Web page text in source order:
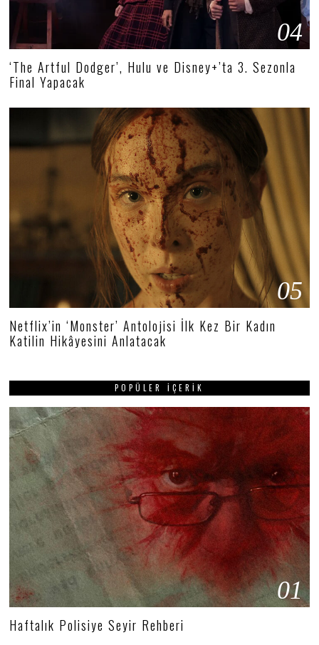
04
‘The Artful Dodger’, Hulu ve Disney+’ta 3. Sezonla
Final Yapacak
05
Netflix’in ‘Monster’ Antolojisi İlk Kez Bir Kadın
Katilin Hikâyesini Anlatacak
POPÜLER İÇERIK
01
Haftalık Polisiye Seyir Rehberi